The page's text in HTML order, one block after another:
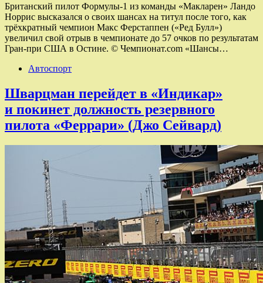
Британский пилот Формулы-1 из команды «Макларен» Ландо
Норрис высказался о своих шансах на титул после того, как
трёхкратный чемпион Макс Ферстаппен («Ред Булл»)
увеличил свой отрыв в чемпионате до 57 очков по результатам
Гран-при США в Остине. © Чемпионат.com «Шансы…
Автоспорт
Шварцман перейдет в «Индикар»
и покинет должность резервного
пилота «Феррари» (Джо Сейвард)